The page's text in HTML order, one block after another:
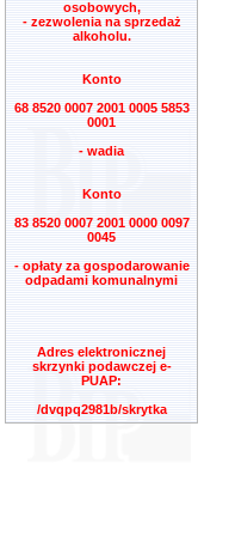
osobowych,
- zezwolenia na sprzedaż
alkoholu.
Konto
68 8520 0007 2001 0005 5853
0001
- wadia
Konto
83 8520 0007 2001 0000 0097
0045
- opłaty za gospodarowanie
odpadami komunalnymi
Adres elektronicznej
skrzynki podawczej e-
PUAP:
/dvqpq2981b/skrytka